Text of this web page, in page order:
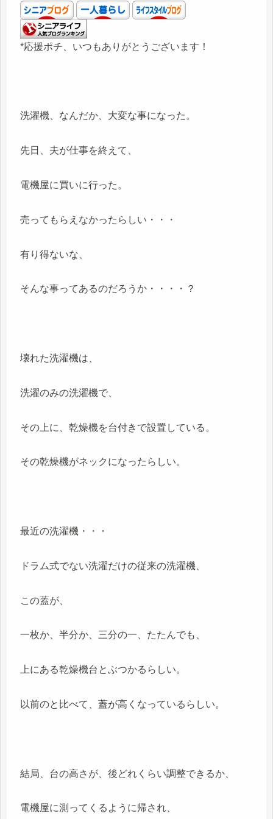
*応援ポチ、いつもありがとうございます！
洗濯機、なんだか、大変な事になった。
先日、夫が仕事を終えて、
電機屋に買いに行った。
売ってもらえなかったらしい・・・
有り得ないな、
そんな事ってあるのだろうか・・・・？
壊れた洗濯機は、
洗濯のみの洗濯機で、
その上に、乾燥機を台付きで設置している。
その乾燥機がネックになったらしい。
最近の洗濯機・・・
ドラム式でない洗濯だけの従来の洗濯機、
この蓋が、
一枚か、半分か、三分の一、たたんでも、
上にある乾燥機台とぶつかるらしい。
以前のと比べて、蓋が高くなっているらしい。
結局、台の高さが、後どれくらい調整できるか、
電機屋に測ってくるように帰され、